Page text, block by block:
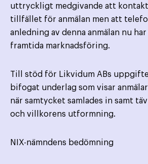
uttryckligt medgivande att
tillfället för anmälan men att
anledning av denna anmälan nu
framtida marknadsföring.
Till stöd för Likvidum ABs
bifogat underlag som visar
när samtycket samlades in samt
och villkorens utformning.
NIX-nämndens bedömning